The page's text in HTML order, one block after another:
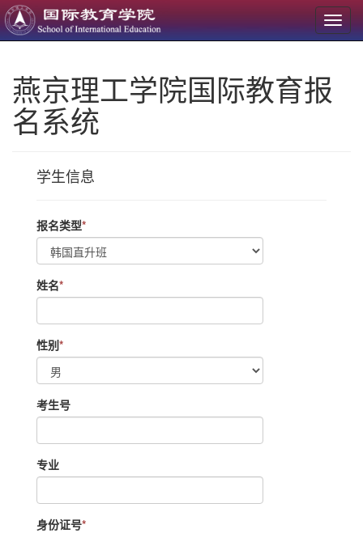
燕京理工学院国际教育报
名系统
学生信息
报名类型*
姓名*
性别*
考生号
专业
身份证号*